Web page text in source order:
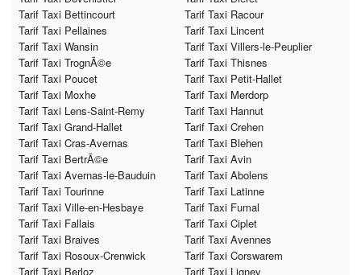
Tarif Taxi Bettincourt
Tarif Taxi Racour
Tarif Taxi Pellaines
Tarif Taxi Lincent
Tarif Taxi Wansin
Tarif Taxi Villers-le-Peuplier
Tarif Taxi TrognÃ©e
Tarif Taxi Thisnes
Tarif Taxi Poucet
Tarif Taxi Petit-Hallet
Tarif Taxi Moxhe
Tarif Taxi Merdorp
Tarif Taxi Lens-Saint-Remy
Tarif Taxi Hannut
Tarif Taxi Grand-Hallet
Tarif Taxi Crehen
Tarif Taxi Cras-Avernas
Tarif Taxi Blehen
Tarif Taxi BertrÃ©e
Tarif Taxi Avin
Tarif Taxi Avernas-le-Bauduin
Tarif Taxi Abolens
Tarif Taxi Tourinne
Tarif Taxi Latinne
Tarif Taxi Ville-en-Hesbaye
Tarif Taxi Fumal
Tarif Taxi Fallais
Tarif Taxi Ciplet
Tarif Taxi Braives
Tarif Taxi Avennes
Tarif Taxi Rosoux-Crenwick
Tarif Taxi Corswarem
Tarif Taxi Berloz
Tarif Taxi Ligney